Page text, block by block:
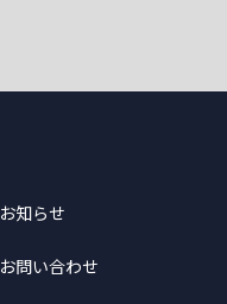
お知らせ
お問い合わせ